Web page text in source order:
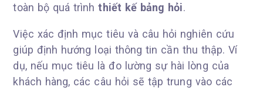
toàn bộ quá trìnhthiết kế bảng hỏi.
Việc xác định mục tiêu và câu hỏi nghiên cứu
giúp định hướng loại thông tin cần thu thập. Ví
dụ, nếu mục tiêu là đo lường sự hài lòng của
khách hàng, các câu hỏi sẽ tập trung vào các